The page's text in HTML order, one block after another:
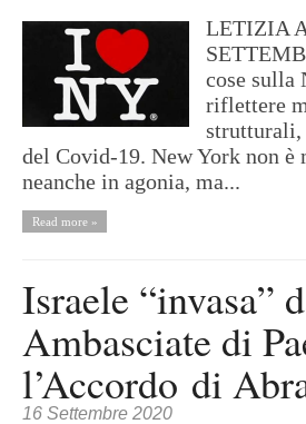
LETIZIA
cose sulla
riflettere
strutturali,
del Covid-19. New York non è
neanche in agonia, ma...
Read more »
Israele “invasa”
Ambasciate di
l’Accordo di
16 Settembre 2020